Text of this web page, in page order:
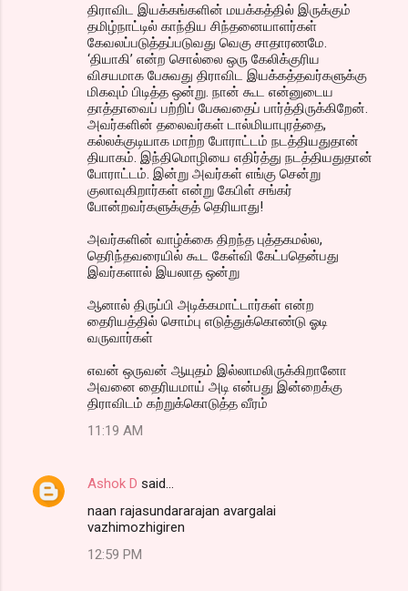
திராவிட இயக்கங்களின் மயக்கத்தில் இருக்கும்
தமிழ்நாட்டில் காந்திய சிந்தனையாளர்கள்
கேவலப்படுத்தப்படுவது வெகு சாதாரணமே.
‘தியாகி’ என்ற சொல்லை ஒரு கேலிக்குரிய
விசயமாக பேசுவது திராவிட இயக்கத்தவர்களுக்கு
மிகவும் பிடித்த ஒன்று. நான் கூட என்னுடைய
தாத்தாவைப் பற்றிப் பேசுவதைப் பார்த்திருக்கிறேன்.
அவர்களின் தலைவர்கள் டால்மியாபுரத்தை,
கல்லக்குடியாக மாற்ற போராட்டம் நடத்தியதுதான்
தியாகம். இந்திமொழியை எதிர்த்து நடத்தியதுதான்
போராட்டம். இன்று அவர்கள் எங்கு சென்று
குலாவுகிறார்கள் என்று கேபிள் சங்கர்
போன்றவர்களுக்குத் தெரியாது!
அவர்களின் வாழ்க்கை திறந்த புத்தகமல்ல,
தெரிந்தவரையில் கூட கேள்வி கேட்பதென்பது
இவர்களால் இயலாத ஒன்று
ஆனால் திருப்பி அடிக்கமாட்டார்கள் என்ற
தைரியத்தில் சொம்பு எடுத்துக்கொண்டு ஓடி
வருவார்கள்
எவன் ஒருவன் ஆயுதம் இல்லாமலிருக்கிறானோ
அவனை தைரியமாய் அடி என்பது இன்றைக்கு
திராவிடம் கற்றுக்கொடுத்த வீரம்
11:19 AM
Ashok D said…
naan rajasundararajan avargalai
vazhimozhigiren
12:59 PM